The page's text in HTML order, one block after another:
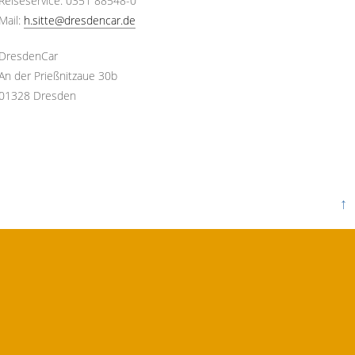
Mail: h.sitte@dresdencar.de
DresdenCar
der Prießnitzaue 30b
Dresden
↑